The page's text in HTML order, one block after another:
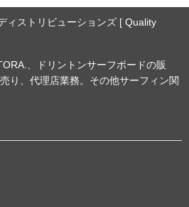
ストリビューションズ [ Quality
、ドリントンサーフボードの販
り、代理店業務。その他サーフィン関